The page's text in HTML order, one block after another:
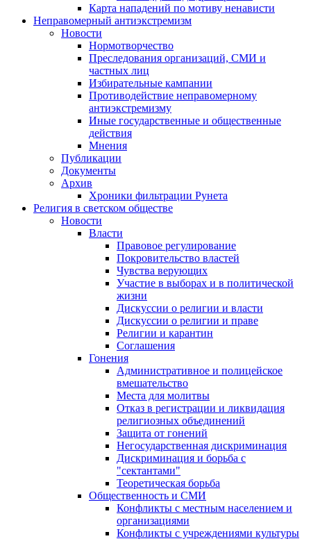
Карта нападений по мотиву ненависти
Неправомерный антиэкстремизм
Новости
Нормотворчество
Преследования организаций, СМИ и
частных лиц
Избирательные кампании
Противодействие неправомерному
антиэкстремизму
Иные государственные и общественные
действия
Мнения
Публикации
Документы
Архив
Хроники фильтрации Рунета
Религия в светском обществе
Новости
Власти
Правовое регулирование
Покровительство властей
Чувства верующих
Участие в выборах и в политической
жизни
Дискуссии о религии и власти
Дискуссии о религии и праве
Религии и карантин
Соглашения
Гонения
Административное и полицейское
вмешательство
Места для молитвы
Отказ в регистрации и ликвидация
религиозных объединений
Защита от гонений
Негосударственная дискриминация
Дискриминация и борьба с
"сектантами"
Теоретическая борьба
Общественность и СМИ
Конфликты с местным населением и
организациями
Конфликты с учреждениями культуры